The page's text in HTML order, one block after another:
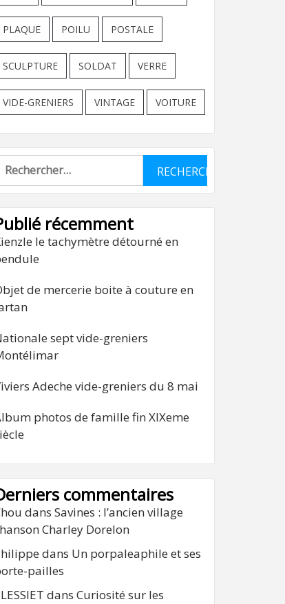
PLAQUE POILU POSTALE
SCULPTURE SOLDAT VERRE
VIDE-GRENIERS VINTAGE VOITURE
Rechercher :
récemment
le tachymètre détourné en
de mercerie boite à couture en
sept vide-greniers
Adeche vide-greniers du 8 mai
photos de famille fin XIXeme
commentaires
dans Savines : l’ancien village
Charley Dorelon
dans Un porpaleaphile et ses
pailles
dans Curiosité sur les